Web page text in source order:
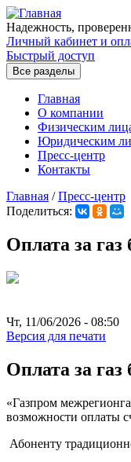
Перейти к основному
Надежность,
Личный кабинет и
Быстрый доступ
Все разделы
Главная
О компании
Физическим
Юридическим
Пресс-центр
Контакты
Вы здесь
Главная / Пресс-центр
Поделиться:
Оплата за газ
Чт, 11/06/2026 - 08:50
Версия для печати
Оплата за газ
«Газпром
возможности оплаты
Абоненту